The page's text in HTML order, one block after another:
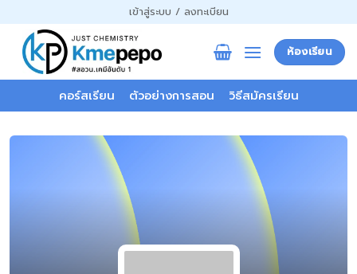
ไป
เนื้อหา
เข้าสู่ระบบ / ลงทะเบียน
ห้องเรียน
คอร์สเรียน ตัวอย่างการสอน วิธีสมัครเรียน